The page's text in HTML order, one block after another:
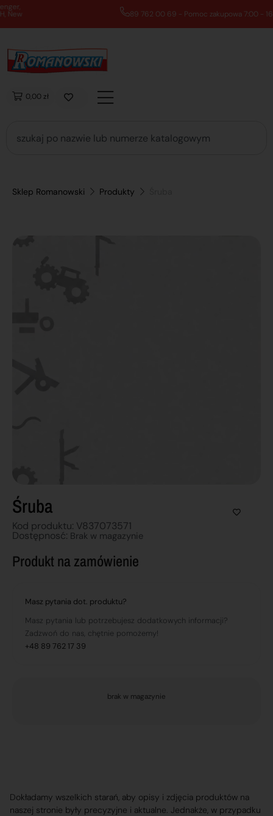
89 762 00 69 - Pomoc zakupowa 7:00 - 16:00
0,00 zł
Sklep Romanowski Produkty
Śruba
Kod produktu: V837073571
Dostępnosć: Brak w magazynie
Produkt na zamówienie
Masz pytania dot. produktu?
Masz pytania lub potrzebujesz dodatkowych informacji?
Zadzwoń do nas, chętnie pomożemy!
+48 89 762 17 39
brak w magazynie
Dokładamy wszelkich starań, aby opisy i zdjęcia produktów na
naszej stronie były precyzyjne i aktualne. Jednakże, w przypadku